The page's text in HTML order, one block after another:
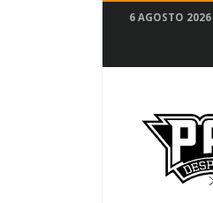
6 AGOSTO 2026